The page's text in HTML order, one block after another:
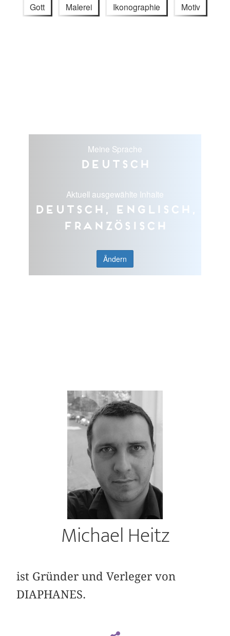
Gott Malerei Ikonographie Motiv
Meine Sprache
Deutsch
Aktuell ausgewählte Inhalte
Deutsch, Englisch,
Französisch
Ändern
Michael Heitz
ist Gründer und Verleger von
DIAPHANES.